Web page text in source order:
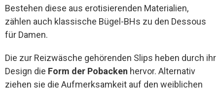
Bestehen diese aus erotisierenden Materialien,
zählen auch klassische Bügel-BHs zu den Dessous
für Damen.
Die zur Reizwäsche gehörenden Slips heben durch ihr
Design die Form der Pobacken hervor. Alternativ
ziehen sie die Aufmerksamkeit auf den weiblichen